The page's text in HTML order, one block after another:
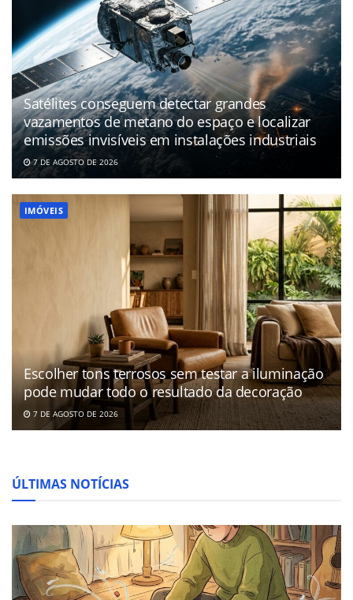
Satélites conseguem detectar grandes
vazamentos de metano do espaço e localizar
emissões invisíveis em instalações industriais
7 DE AGOSTO DE 2026
IMÓVEIS
Escolher tons terrosos sem testar a iluminação
pode mudar todo o resultado da decoração
7 DE AGOSTO DE 2026
ÚLTIMAS NOTÍCIAS